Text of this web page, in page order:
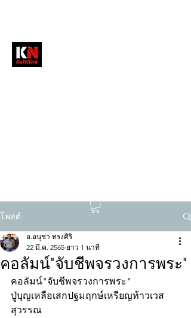
โพสต์
คอลัมน์"จับชีพจรวงการพระ"
อ.อนุชา ทรงศิริ
22 มี.ค. 2565 ยาว 1 นาที
คอลัมน์"จับชีพจรวงการพระ"
ปู่บุญเหลือเสกปฐมฤกษ์เหรียญท้าวเวส
สุวรรณ